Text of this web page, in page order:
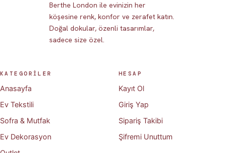
Berthe London ile evinizin her
köşesine renk, konfor ve zerafet katın.
Doğal dokular, özenli tasarımlar,
sadece size özel.
KATEGORİLER
Anasayfa
Ev Tekstili
Sofra & Mutfak
Ev Dekorasyon
HESAP
Kayıt Ol
Giriş Yap
Sipariş Takibi
Şifremi Unuttum